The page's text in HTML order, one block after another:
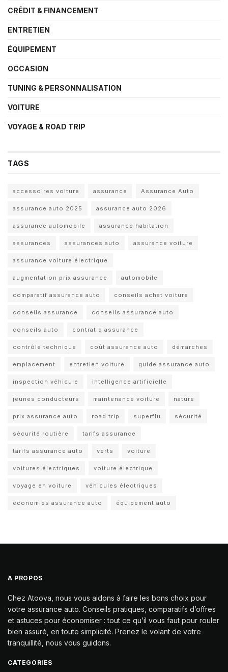
CRÉDIT & FINANCEMENT
ENTRETIEN
ÉQUIPEMENT
OCCASION
TUNING & PERSONNALISATION
VOITURE
VOYAGE & ROAD TRIP
TAGS
accessoires voiture assurance Assurance Auto
assurance auto 2025 assurance auto 2026
assurance automobile assurance habitation
assurances assurances auto assurance voiture
assurance voiture électrique
augmentation prix assurance automobile
comparatif assurance auto conseils achat voiture
conseils assurance conseils assurance auto
conseils auto contrat d'assurance
contrôle technique coût assurance auto démarches
emplacement entretien voiture guide assurance auto
inspection véhicule intelligence artificielle
jeunes conducteurs maintenance voiture nature
prix assurance auto road trip superflu sécurité
sécurité routière tarifs assurance
tarifs assurance auto verts voiture
voitures électriques voiture électrique
voyage en voiture véhicules électriques
économies assurance auto équipement auto
A PROPOS
Chez Atoova, nous vous aidons à faire les bons choix pour
votre assurance auto. Conseils pratiques, comparatifs d’offres
et astuces pour économiser : tout ce qu’il vous faut pour rouler
bien assuré, en toute simplicité. Prenez le volant de votre
tranquillité, nous vous guidons.
CATEGORIES